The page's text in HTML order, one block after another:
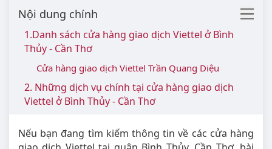
Nội dung chính
1.Danh sách cửa hàng giao dịch Viettel ở Bình
Thủy - Cần Thơ
Cửa hàng giao dịch Viettel Trần Quang Diệu
2. Những dịch vụ chính tại cửa hàng giao dịch
Viettel ở Bình Thủy - Cần Thơ
Nếu bạn đang tìm kiếm thông tin về các cửa hàng